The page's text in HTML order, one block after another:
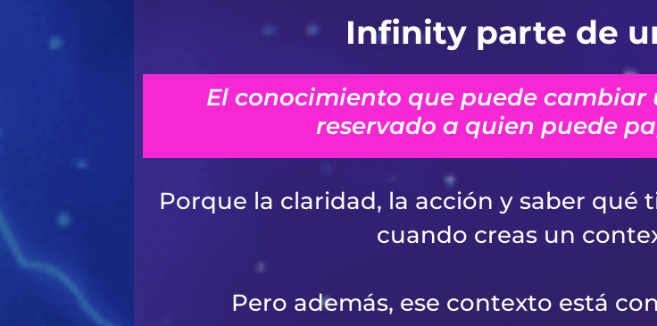
Infinity parte de
El conocimiento que puede
reservado a quien puede
Porque la claridad, la acción y saber qué
cuando creas un
Pero además, ese contexto está